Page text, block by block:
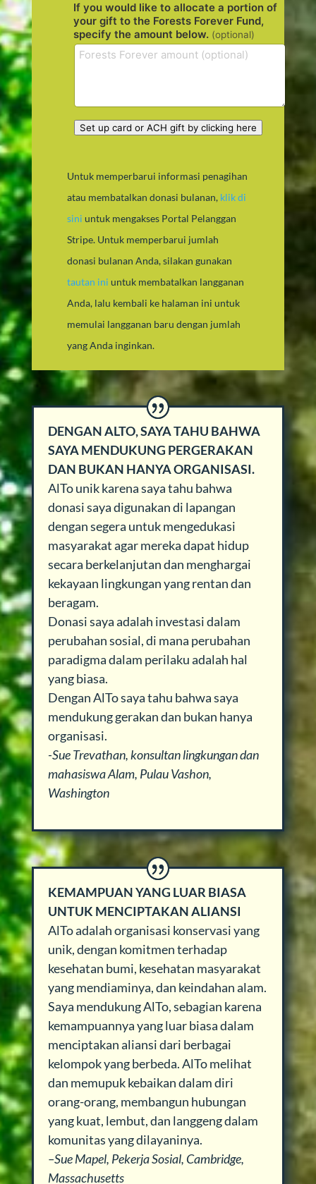
If you would like to allocate a portion of
your gift to the Forests Forever Fund,
specify the amount below. (optional)
Set up card or ACH gift by clicking here
Untuk memperbarui informasi penagihan
atau membatalkan donasi bulanan, klik di
sini untuk mengakses Portal Pelanggan
Stripe. Untuk memperbarui jumlah
donasi bulanan Anda, silakan gunakan
tautan ini untuk membatalkan langganan
Anda, lalu kembali ke halaman ini untuk
memulai langganan baru dengan jumlah
yang Anda inginkan.
DENGAN ALTO, SAYA TAHU BAHWA
SAYA MENDUKUNG PERGERAKAN
DAN BUKAN HANYA ORGANISASI.
AlTo unik karena saya tahu bahwa
donasi saya digunakan di lapangan
dengan segera untuk mengedukasi
masyarakat agar mereka dapat hidup
secara berkelanjutan dan menghargai
kekayaan lingkungan yang rentan dan
beragam.
Donasi saya adalah investasi dalam
perubahan sosial, di mana perubahan
paradigma dalam perilaku adalah hal
yang biasa.
Dengan AlTo saya tahu bahwa saya
mendukung gerakan dan bukan hanya
organisasi.
-Sue Trevathan, konsultan lingkungan dan
mahasiswa Alam, Pulau Vashon,
Washington
KEMAMPUAN YANG LUAR BIASA
UNTUK MENCIPTAKAN ALIANSI
AlTo adalah organisasi konservasi yang
unik, dengan komitmen terhadap
kesehatan bumi, kesehatan masyarakat
yang mendiaminya, dan keindahan alam.
Saya mendukung AlTo, sebagian karena
kemampuannya yang luar biasa dalam
menciptakan aliansi dari berbagai
kelompok yang berbeda. AlTo melihat
dan memupuk kebaikan dalam diri
orang-orang, membangun hubungan
yang kuat, lembut, dan langgeng dalam
komunitas yang dilayaninya.
–Sue Mapel, Pekerja Sosial, Cambridge,
Massachusetts